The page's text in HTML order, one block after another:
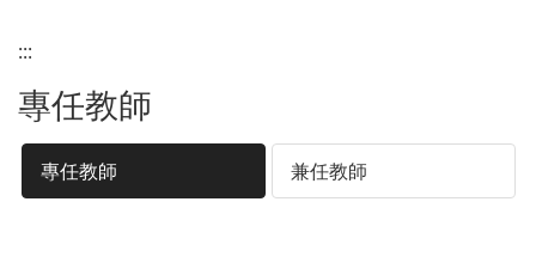
:::
專任教師
專任教師 兼任教師